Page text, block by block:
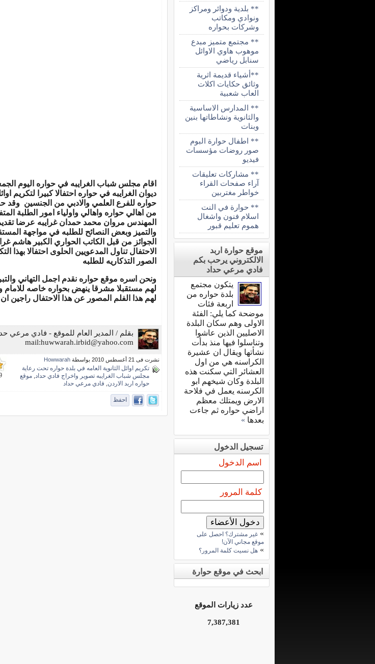
ديوان الغرايبه في حواره احتفالا كبيرا لتكريم
حواره للفرع العلمي والادبي من الجنسين وقد
من اهالي حواره واهالي واولياء امور الطلبة
المهندس مروان محمد حمدان غرايبه عرضا
والتميز وبعض النصائح للطلبه في مواجهة
الجوائز من قبل الكاتب الحواري الكبير هاشم
الاحتفال تناول المدعويين الحلوى احتفالا بهذا
الصور التذكاريه للطلبه
ونحن اسره موقع حواره نقدم اجمل التهاني
لهم مستقبلا مشرقا ينهض بحواره خاصه للامام
لهم هذا الفلم المصور عن هذا الاحتفال راجين ان
mail:huwwarah.irbid@yahoo.com
29
نشرت فى 21 أغسطس 2010 بواسطة Howwarah
تكريم اوائل الثانوية العامه في بلدة حواره تحت رعاية
مجلس شباب الغرايبه تصوير واخراج فادي حداد موقع
حواره اربد الاردن فادي مرعي حداد
احفظ
** بلدية ودوائر ومراكز
ونوادي ومكاتب
وشركات بحواره
** مجتمع متميز مبدع
موهوب هاوي الاوائل
سنابل رياضي
**أشياء قديمة اثرية
وثائق حكايات اكلات
العاب شعبية
** المدارس الاساسية
والثانوية ونشاطاتها بنين
وبنات
** اطفال حوارة البوم
صور روضات مؤسسات
فيديو
** مشاركات تعليقات
آراء صفحات القراء
خواطر مغتربين
** حوارة في النت
اسلام فنون واشغال
هموم تعليم قبور
موقع حوارة اربد
الالكتروني يرحب بكم
فادي مرعي حداد
يتكون مجتمع
بلدة حواره من
اربعة فئات
موضحة كما يلي: الفئة
الاولى وهم سكان البلدة
الاصليين الذين عاشوا
وتناسلوا فيها منذ بدأت
نشأتها ويقال ان عشيرة
الكراسنه هي من اول
العشائر التي سكنت هذه
البلدة وكان شيخهم ابو
الكرسنه يعمل في فلاحة
الارض ويمتلك معظم
اراضي حواره ثم جاءت
بعدها »
تسجيل الدخول
اسم الدخول
كلمة المرور
» غير مشترك؟ احصل على
موقع مجاني الآن!
» هل نسيت كلمة المرور؟
ابحث في موقع حوارة
عدد زيارات الموقع
7,387,381